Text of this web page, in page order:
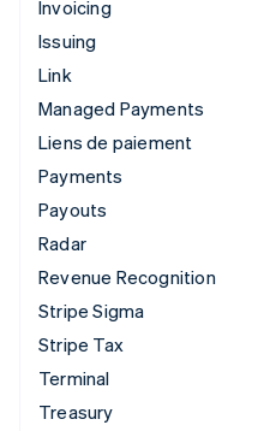
Invoicing
Issuing
Link
Managed Payments
Liens de paiement
Payments
Payouts
Radar
Revenue Recognition
Stripe Sigma
Stripe Tax
Terminal
Treasury